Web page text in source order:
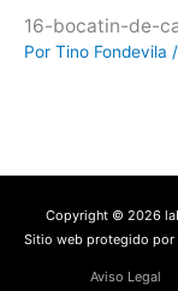
16-bocatin-de-
Por Tino Fondevila /
Copyright © 2026
Sitio web protegido por
Aviso Legal